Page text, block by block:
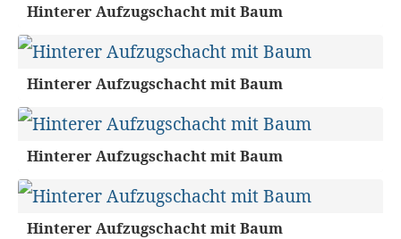
Hinterer Aufzugschacht mit Baum
Hinterer Aufzugschacht mit Baum
Hinterer Aufzugschacht mit Baum
Hinterer Aufzugschacht mit Baum